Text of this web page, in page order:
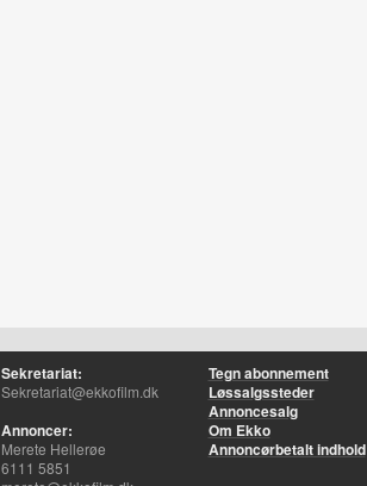
Sekretariat:
Sekretariat@ekkofilm.dk
Annoncer:
Merete Hellerøe
6111 5851
Tegn abonnement
Løssalgssteder
Annoncesalg
Om Ekko
Annoncørbetalt indhold